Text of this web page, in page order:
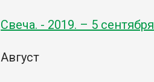
Свеча. - 2019. – 5 сентября
Август